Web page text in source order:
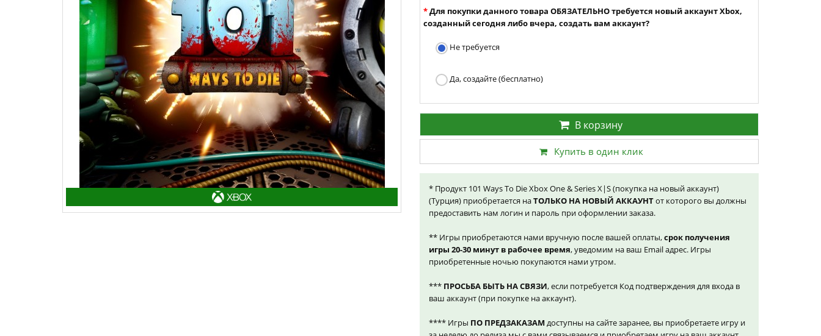
Для покупки данного товара ОБЯЗАТЕЛЬНО требуется новый аккаунт Xbox,
созданный сегодня либо вчера, создать вам аккаунт?
Не требуется
Да, создайте (бесплатно)
В корзину
Купить в один клик
* Продукт 101 Ways To Die Xbox One & Series X|S (покупка на новый аккаунт)
(Турция) приобретается наТОЛЬКО НА НОВЫЙ АККАУНТот которого вы должны
предоставить нам логин и пароль при оформлении заказа.
** Игры приобретаются нами вручную после вашей оплаты,срок получения
игры 20-30 минут в рабочее время, уведомим на ваш Email адрес. Игры
приобретенные ночью покупаются нами утром.
*** ПРОСЬБА БЫТЬ НА СВЯЗИ, если потребуется Код подтверждения для входа в
ваш аккаунт (при покупке на аккаунт).
**** Игры ПО ПРЕДЗАКАЗАМ доступны на сайте заранее, вы приобретаете игру и